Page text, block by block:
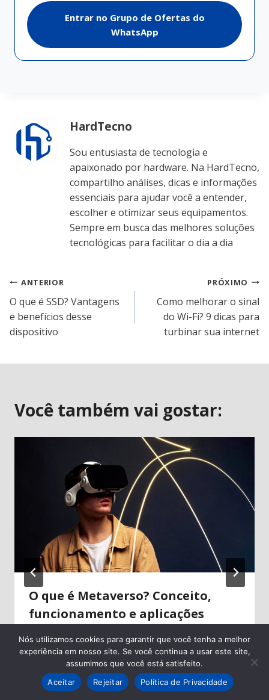
Entrar no Grupo de Ofertas do
WhatsApp
HardTecno
Sou entusiasta de tecnologia e
apaixonado por hardware. Na HardTecno,
compartilho análises, dicas e informações
essenciais para ajudar você a entender,
escolher e otimizar seus equipamentos.
Sempre em busca das melhores soluções
tecnológicas para facilitar o dia a dia
Navegação
de
Post
ANTERIOR
O que é SSD? Vantagens
e benefícios desse
dispositivo
PRÓXIMO
Como melhorar o sinal
do Wi-Fi? 9 dicas para
turbinar sua internet
Você também vai gostar:
O que é Metaverso? Conceito,
funcionamento e aplicações
PorHardTecno Em27/06/2025
Nós utilizamos cookies para garantir que você tenha a melhor
experiência em nosso site. Se você continua a usar este site,
assumimos que você está satisfeito.
Aceitar
Rejeitar Política de Privacidade